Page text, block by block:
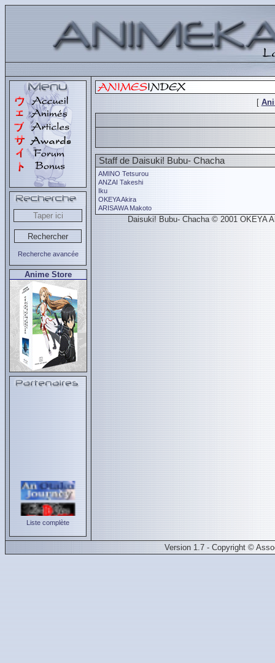
Recherche avancée
Anime Store
Liste complète
[
Staff de Daisuki! Bubu- Chacha
AMINO Tetsurou
ANZAI Takeshi
Iku
OKEYA Akira
ARISAWA Makoto
Daisuki! Bubu- Chacha © 2001 OKEYA
Version 1.7 - Copyright ©